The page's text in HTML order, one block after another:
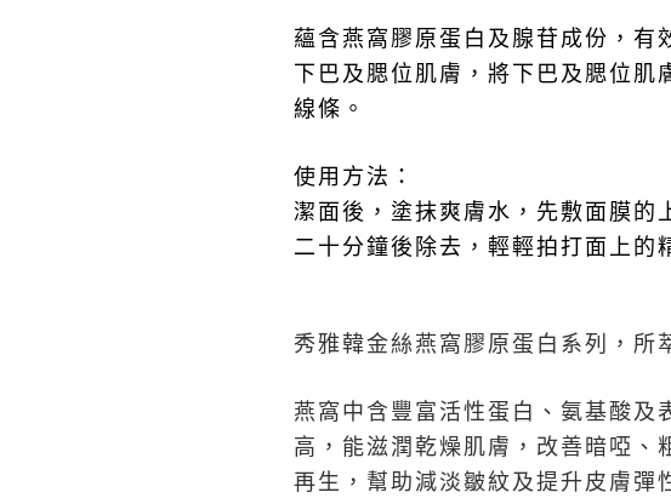
蘊含燕窩膠原蛋白及腺苷成份，有
下巴及腮位肌膚，將下巴及腮位
線條。
使用方法：
潔面後，塗抹爽膚水，先敷面膜的
二十分鐘後除去，輕輕拍打面上的
秀雅韓金絲燕窩膠原蛋白系列，所
燕窩中含豐富活性蛋白、氨基酸及
高，能滋潤乾燥肌膚，改善暗啞、
再生，幫助減淡皺紋及提升皮膚彈